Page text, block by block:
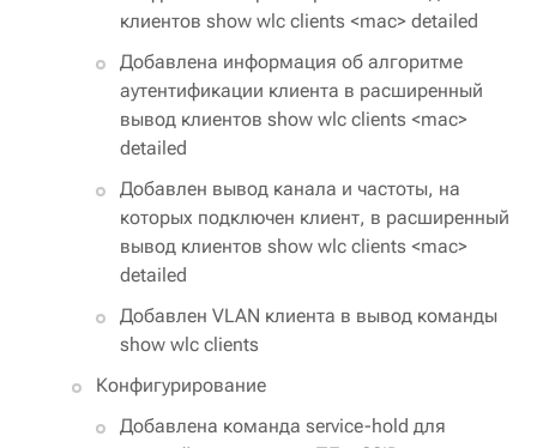
клиентов show wlc clients <mac> detailed
Добавлена информация об алгоритме
аутентификации клиента в расширенный
вывод клиентов show wlc clients <mac>
detailed
Добавлен вывод канала и частоты, на
которых подключен клиент, в расширенный
вывод клиентов show wlc clients <mac>
detailed
Добавлен VLAN клиента в вывод команды
show wlc clients
Конфигурирование
Добавлена команда service-hold для